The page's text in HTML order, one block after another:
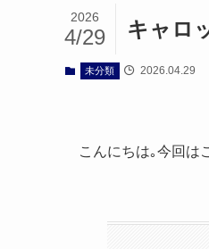
キャロ
2026
4/29
未分類 2026.04.29
こんにちは｡今回は